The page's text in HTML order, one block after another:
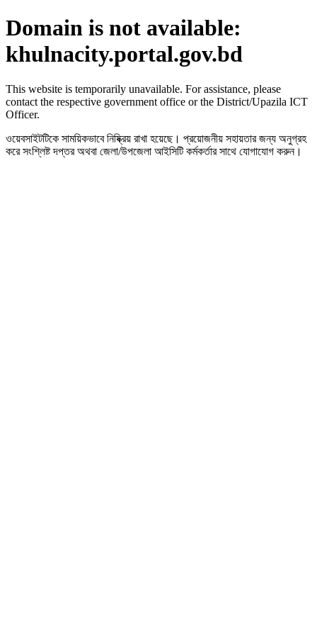
Domain is not available:
khulnacity.portal.gov.bd
This website is temporarily unavailable. For assistance, please
contact the respective government office or the District/Upazila ICT
Officer.
ওয়েবসাইটটিকে সাময়িকভাবে নিষ্ক্রিয় রাখা হয়েছে। প্রয়োজনীয় সহায়তার জন্য অনুগ্রহ
করে সংশ্লিষ্ট দপ্তর অথবা জেলা/উপজেলা আইসিটি কর্মকর্তার সাথে যোগাযোগ করুন।